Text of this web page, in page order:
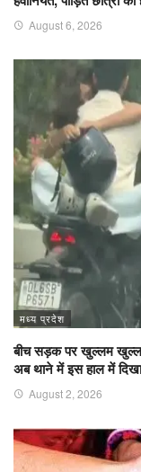
August 6, 2026
मध्य प्रदेश
बीच सड़क पर खुल्लम खुल्ला
अब थाने में इस हाल में
August 2, 2026